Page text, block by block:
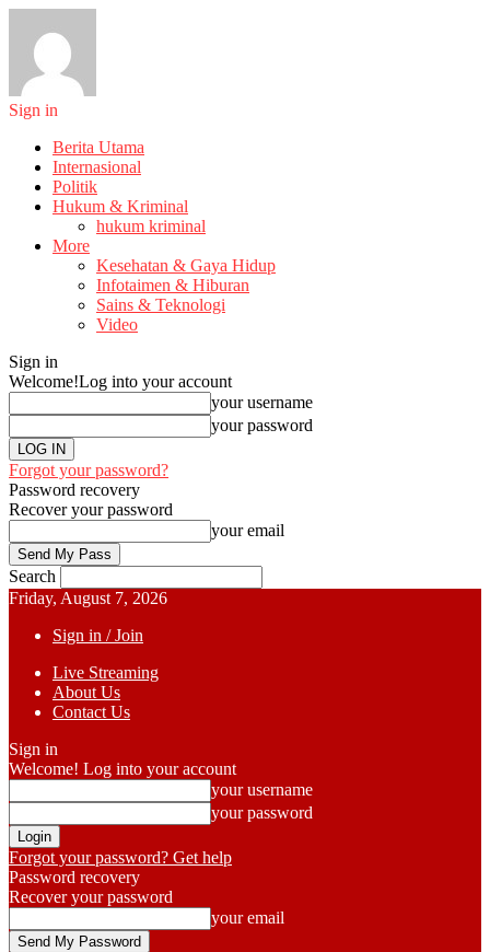
Sign in
Berita Utama
Internasional
Politik
Hukum & Kriminal
hukum kriminal
More
Kesehatan & Gaya Hidup
Infotaimen & Hiburan
Sains & Teknologi
Video
Sign in
Welcome!Log into your account
your username
your password
Forgot your password?
Password recovery
Recover your password
your email
Search
Friday, August 7, 2026
Sign in / Join
Live Streaming
About Us
Contact Us
Sign in
Welcome! Log into your account
your username
your password
Forgot your password? Get help
Password recovery
Recover your password
your email